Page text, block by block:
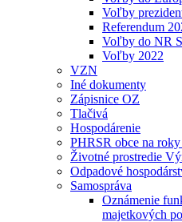
Voľby
Referendum
Voľby do NR
Voľby 2022
VZN
Iné dokumenty
Zápisnice OZ
Tlačivá
Hospodárenie
PHRSR obce na
Životné prostredie
Odpadové
Samospráva
Oznámenie
majetkových